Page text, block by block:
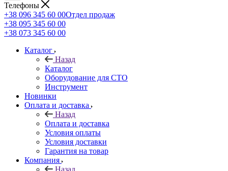
Телефоны
+38 096 345 60 00Отдел продаж
+38 095 345 60 00
+38 073 345 60 00
Каталог
Назад
Каталог
Оборудование для СТО
Инструмент
Новинки
Оплата и доставка
Назад
Оплата и доставка
Условия оплаты
Условия доставки
Гарантия на товар
Компания
Назад